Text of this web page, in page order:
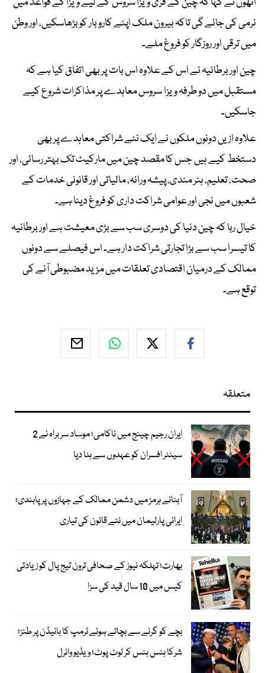
نرمی کی جائے گی تاکہ بیرون ملک اپنے کاروبار کو بڑھاسکیں، اور وطن
میں ترقی اور روزگار کو فروغ ملے۔
چین اور برطانیہ نے اس کے علاوہ اس بات پر بھی اتفاق کیا ہے کہ
مستقبل میں دو طرفہ ویزا سروس معاہدے پر مذاکرات شروع کیے
جاسکیں۔
علاوہ ازیں دونوں ملکوں نے ایک نئے شراکتی معاہدے پر بھی
دستخط کیے ہیں جس کا مقصد چین میں مارکیٹ تک بہتر رسائی، اور
صحت، تعلیم، ہنر مندی، پیشہ ورانہ، مالیاتی اور قانونی خدمات کے
شعبوں میں نجی اور عوامی شراکت داری کو فروغ دینا ہے۔
خیال رہا کہ چین دنیا کی دوسری سب سے بڑی معیشت ہے اور برطانیہ
کا تیسرا سب سے بڑا تجارتی شراکت دار ہے۔ اس فیصلے سے دونوں
ممالک کے درمیان اقتصادی تعلقات میں مزید مضبوطی آنے کی
توقع ہے۔
متعلقہ
ایران رجیم چینج میں ناکامی؛ موساد سربراہ نے 2
سینئر افسران کو عہدوں سے ہٹا دیا
آبنائے ہرمز میں دشمن ممالک کے جہازوں پر پابندی؛
ایرانی پارلیمان میں نئے قانون کی تیاری
بھارت؛ تہلکہ نیوز کے صحافی ترون تیج پال کو زیادتی
کیس میں 10 سال قید کی سزا
بچے کو گرنے سے بچاتے ہوئے ٹرمپ کا بائیڈن پر طنز؛
شرکا ہنس ہنس کر لوٹ پوٹ؛ ویڈیو وائرل